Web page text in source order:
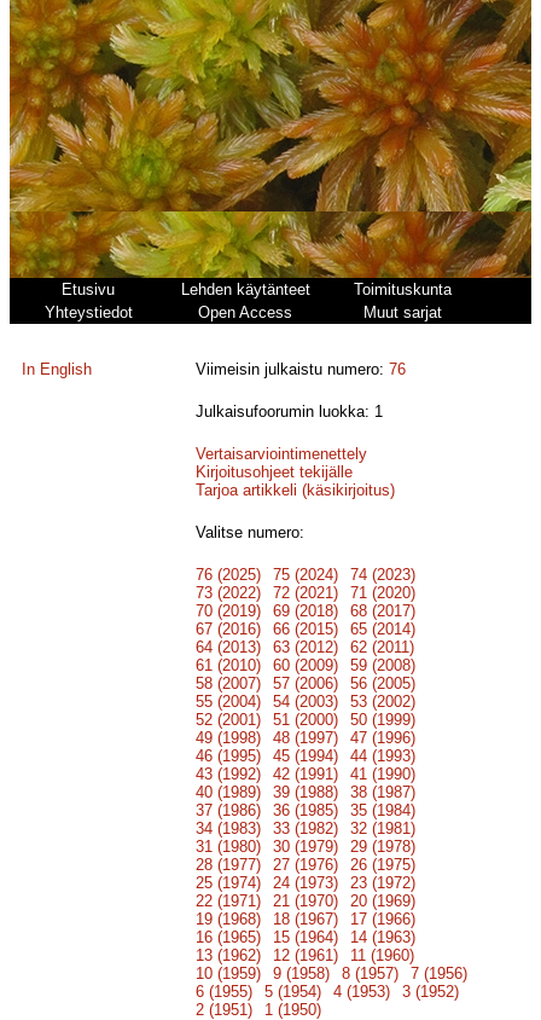
Etusivu Lehden käytänteet
Toimituskunta
Yhteystiedot
Open Access Muut sarjat
In English Viimeisin julkaistu numero:76
Julkaisufoorumin luokka: 1
Vertaisarviointimenettely
Kirjoitusohjeet tekijälle
Tarjoa artikkeli (käsikirjoitus)
Valitse numero:
76 (2025) 75 (2024)
74 (2023)
73 (2022)
72 (2021)
71 (2020)
70 (2019)
69 (2018)
68 (2017)
67 (2016)
66 (2015)
65 (2014)
64 (2013)
63 (2012)
62 (2011)
61 (2010)
60 (2009)
59 (2008)
58 (2007)
57 (2006)
56 (2005)
55 (2004)
54 (2003)
53 (2002)
52 (2001)
51 (2000)
50 (1999)
49 (1998)
48 (1997)
47 (1996)
46 (1995)
45 (1994)
44 (1993)
43 (1992)
42 (1991)
41 (1990)
40 (1989)
39 (1988)
38 (1987)
37 (1986)
36 (1985)
35 (1984)
34 (1983)
33 (1982)
32 (1981)
31 (1980)
30 (1979)
29 (1978)
28 (1977)
27 (1976)
26 (1975)
25 (1974)
24 (1973)
23 (1972)
22 (1971)
21 (1970)
20 (1969)
19 (1968)
18 (1967)
17 (1966)
16 (1965)
15 (1964)
14 (1963)
13 (1962)
12 (1961)
11 (1960)
10 (1959)
9 (1958) 8 (1957)
7 (1956)
6 (1955)
5 (1954) 4 (1953)
3 (1952)
2 (1951)
1 (1950)